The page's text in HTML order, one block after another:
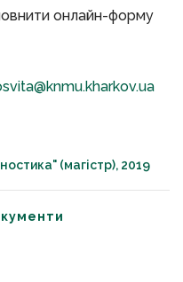
онлайн-форму
(магістр), 2019